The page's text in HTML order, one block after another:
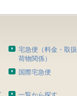
宅急便（料金・取扱
荷物関係）
国際宅急便